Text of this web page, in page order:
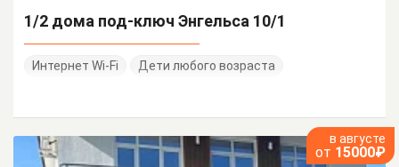
1/2 дома под-ключ Энгельса 10/1
Интернет Wi-Fi Дети любого возраста
в августе
от 15000₽